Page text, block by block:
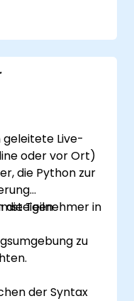
geleitete Live-
oder vor Ort)
die Python zur
die Teilnehmer in
zu
der Syntax